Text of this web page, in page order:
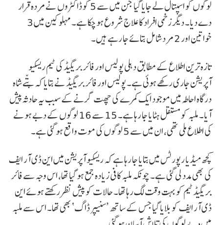
لوگوں کو اسپتال لے جایا گیا جن میں سے 5 کو ڈاکٹروں نے مردہ قرار
دے دیا۔ دیگر زخمی افراد کا علاج شروع ہو چکا ہے۔ مہلوکین میں 3
خواتین اور 2 مرد شامل بتائے جا رہے ہیں۔
تازہ ترین اطلاع کے مطابق دہلی پولیس اور فائر بریگیڈ کی ٹیم ریسکیو
آپریشن جاری رکھے ہوئی ہے۔ پولیس اور فائر بریگیڈ نے بتایا کہ پتّے شاہ
درگاہ احاطہ میں موجود ایک کمرے کی چھت گرنے کے سبب یہ حادثہ پیش
آیا۔ ملبہ کو مستقل ہٹایا جا رہا ہے۔ 15 سے 16 لوگوں کے دبے ہونے
کی اطلاع ملی تھی، ان میں سے 5 لوگوں کی موت واقع ہو گئی ہے۔
کچھ میڈیا رپورٹس میں بتایا جا رہا ہے کہ ریسکیو آپریشن میں این ڈی آر ایف
کی بھی مدد لی گئی ہے۔ چونکہ ملبہ کافی زیادہ جمع ہو گیا تھا، اس وجہ سے فائر
بریگیڈ ٹیم کو بہت وقت لگ رہا تھا۔ حالات کو پیش نظر رکھتے ہوئے این
ڈی آر ایف کو بلایا گیا جس کے ساتھ ’سنیپر ڈاگ‘ بھی تھا۔ اس سے ملبہ